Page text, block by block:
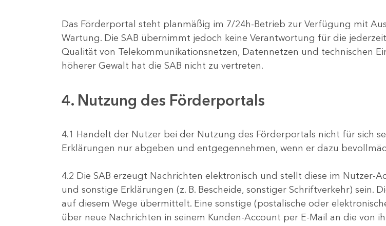
Das Förderportal steht planmäßig im 7/24h-Betrieb zur Verfügung mit
Wartung. Die SAB übernimmt jedoch keine Verantwortung für die
Qualität von Telekommunikationsnetzen, Datennetzen und technischen
höherer Gewalt hat die SAB nicht zu vertreten.
4. Nutzung des Förderportals
4.1 Handelt der Nutzer bei der Nutzung des Förderportals nicht für sich
Erklärungen nur abgeben und entgegennehmen, wenn er dazu
4.2 Die SAB erzeugt Nachrichten elektronisch und stellt diese im Nutzer-
und sonstige Erklärungen (z. B. Bescheide, sonstiger Schriftverkehr)
auf diesem Wege übermittelt. Eine sonstige (postalische oder
über neue Nachrichten in seinem Kunden-Account per E-Mail an die von